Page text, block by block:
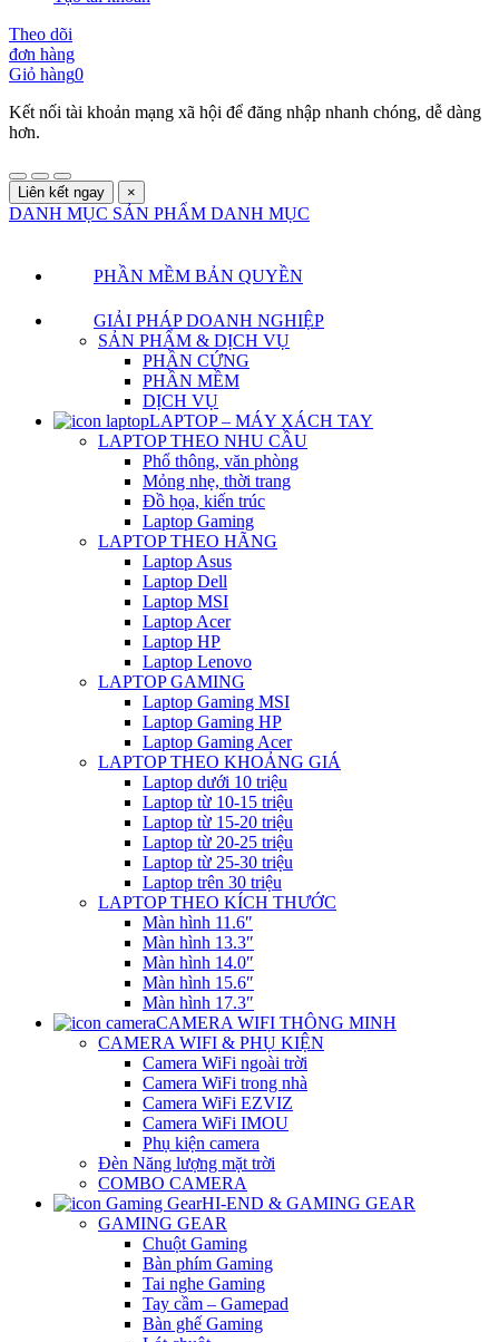
Theo dõi
đơn hàng
Giỏ hàng0
Kết nối tài khoản mạng xã hội để đăng nhập nhanh chóng, dễ dàng
hơn.
Liên kết ngay ×
DANH MỤC SẢN PHẨM DANH MỤC
PHẦN MỀM BẢN QUYỀN
GIẢI PHÁP DOANH NGHIỆP
SẢN PHẨM & DỊCH VỤ
PHẦN CỨNG
PHẦN MỀM
DỊCH VỤ
LAPTOP – MÁY XÁCH TAY
LAPTOP THEO NHU CẦU
Phổ thông, văn phòng
Mỏng nhẹ, thời trang
Đồ họa, kiến trúc
Laptop Gaming
LAPTOP THEO HÃNG
Laptop Asus
Laptop Dell
Laptop MSI
Laptop Acer
Laptop HP
Laptop Lenovo
LAPTOP GAMING
Laptop Gaming MSI
Laptop Gaming HP
Laptop Gaming Acer
LAPTOP THEO KHOẢNG GIÁ
Laptop dưới 10 triệu
Laptop từ 10-15 triệu
Laptop từ 15-20 triệu
Laptop từ 20-25 triệu
Laptop từ 25-30 triệu
Laptop trên 30 triệu
LAPTOP THEO KÍCH THƯỚC
Màn hình 11.6″
Màn hình 13.3″
Màn hình 14.0″
Màn hình 15.6″
Màn hình 17.3″
CAMERA WIFI THÔNG MINH
CAMERA WIFI & PHỤ KIỆN
Camera WiFi ngoài trời
Camera WiFi trong nhà
Camera WiFi EZVIZ
Camera WiFi IMOU
Phụ kiện camera
Đèn Năng lượng mặt trời
COMBO CAMERA
HI-END & GAMING GEAR
GAMING GEAR
Chuột Gaming
Bàn phím Gaming
Tai nghe Gaming
Tay cầm – Gamepad
Bàn ghế Gaming